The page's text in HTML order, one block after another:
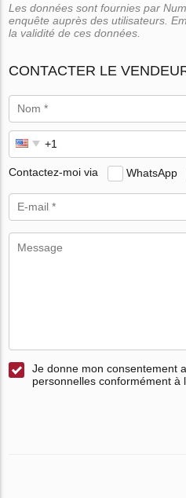
Les données sont fournies par
enquête auprès des utilisateurs.
la validité de ces données.
CONTACTER LE
Contactez-moi via WhatsApp
Je donne mon consentement
personnelles conformément à